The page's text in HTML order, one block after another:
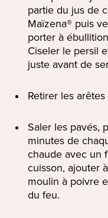
partie du jus de
Maïzena® puis
porter à
Ciseler le persil
juste avant de
Retirer les
Saler les pavés,
minutes de
chaude avec un
cuisson, ajouter
moulin à poivre
du feu.